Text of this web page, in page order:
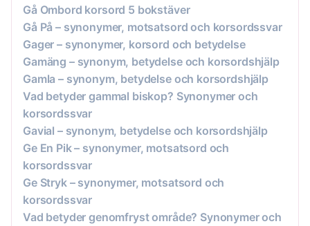
Gå Ombord korsord 5 bokstäver
Gå På – synonymer, motsatsord och korsordssvar
Gager – synonymer, korsord och betydelse
Gamäng – synonym, betydelse och korsordshjälp
Gamla – synonym, betydelse och korsordshjälp
Vad betyder gammal biskop? Synonymer och
korsordssvar
Gavial – synonym, betydelse och korsordshjälp
Ge En Pik – synonymer, motsatsord och
korsordssvar
Ge Stryk – synonymer, motsatsord och
korsordssvar
Vad betyder genomfryst område? Synonymer och